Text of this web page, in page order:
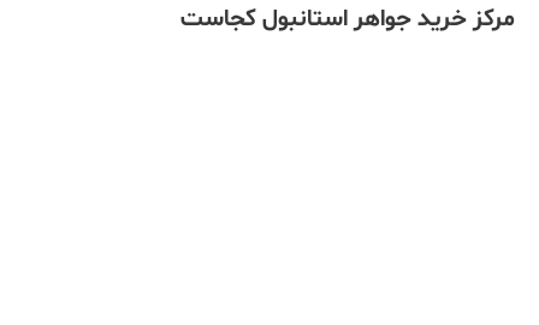
مرکز خرید جواهر استانبول کجاست